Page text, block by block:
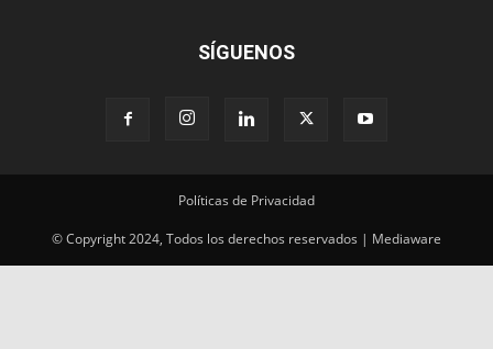
SÍGUENOS
Políticas de Privacidad
© Copyright 2024, Todos los derechos reservados | Mediaware